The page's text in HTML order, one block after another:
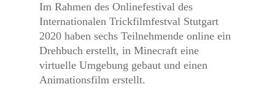
Im Rahmen des Onlinefestival des
Internationalen Trickfilmfestval Stutgart
2020 haben sechs Teilnehmende online ein
Drehbuch erstellt, in Minecraft eine
virtuelle Umgebung gebaut und einen
Animationsfilm erstellt.